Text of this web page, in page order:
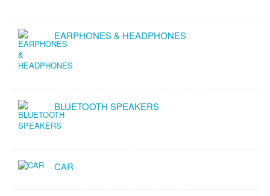
EARPHONES & HEADPHONES
BLUETOOTH SPEAKERS
CAR